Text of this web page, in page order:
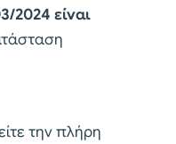
2024 είναι
την πλήρη